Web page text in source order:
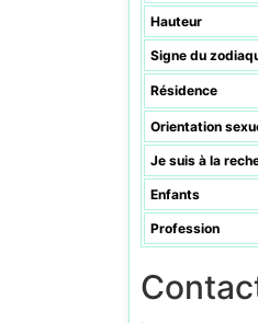
Hauteur
Signe du
Résidence
Orientation
Je suis à la
Enfants
Profession